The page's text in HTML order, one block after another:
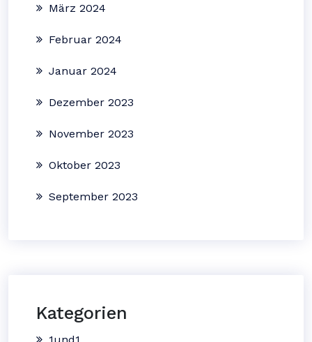
März 2024
Februar 2024
Januar 2024
Dezember 2023
November 2023
Oktober 2023
September 2023
Kategorien